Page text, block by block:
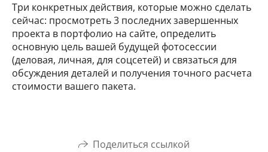
Три конкретных действия, которые можно сделать
сейчас: просмотреть 3 последних завершенных
проекта в портфолио на сайте, определить
основную цель вашей будущей фотосессии
(деловая, личная, для соцсетей) и связаться для
обсуждения деталей и получения точного расчета
стоимости вашего пакета.
Поделиться ссылкой